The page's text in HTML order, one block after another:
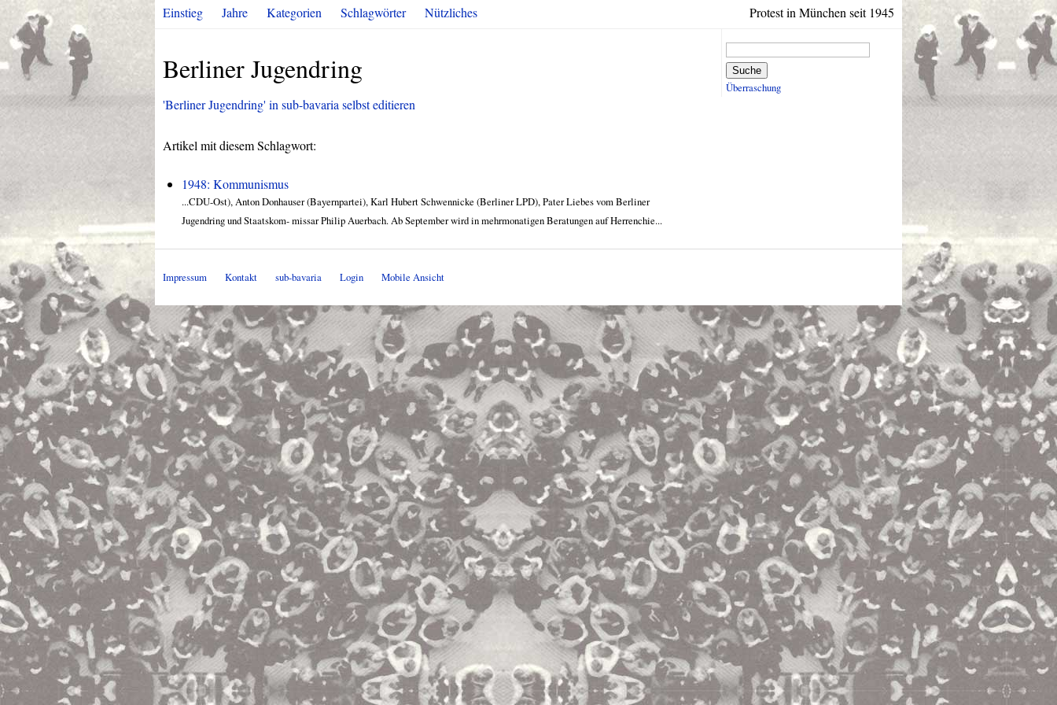
Protest in München seit 1945
Einstieg Jahre Kategorien Schlagwörter Nützliches
Berliner Jugendring
'Berliner Jugendring' in sub-bavaria selbst editieren
Artikel mit diesem Schlagwort:
1948: Kommunismus
...CDU-Ost), Anton Donhauser (Bayernpartei), Karl Hubert Schwennicke (Berliner LPD), Pater Liebes vom Berliner
Jugendring und Staatskom- missar Philip Auerbach. Ab September wird in mehrmonatigen Beratungen auf Herrenchie...
Suche
Überraschung
Impressum Kontakt sub-bavaria Login Mobile Ansicht